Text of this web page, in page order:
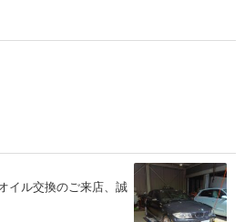
イル交換のご来店、誠